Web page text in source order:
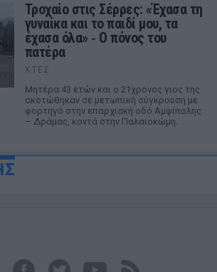
Τροχαίο στις Σέρρες: «Έχασα τη
γυναίκα και το παιδί μου, τα
έχασα όλα» ‑ Ο πόνος του
πατέρα
ΧΤΕΣ
Μητέρα 43 ετών και ο 21χρονος γιος της
σκοτώθηκαν σε μετωπική σύγκρουση με
φορτηγό στην επαρχιακή οδό Αμφίπολης
– Δράμας, κοντά στην Παλαιοκώμη.